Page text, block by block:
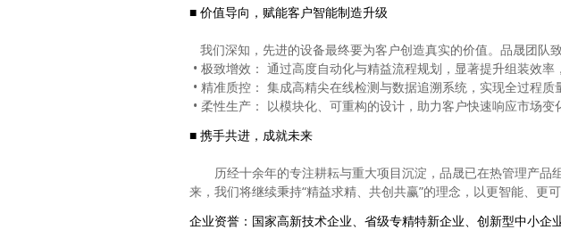
■ 价值导向，赋能客户智能制造升级
我们深知，先进的设备最终要为客户创造真实的价值。品晟团队
• 极致增效： 通过高度自动化与精益流程规划，显著提升组装效率
• 精准质控： 集成高精尖在线检测与数据追溯系统，实现全过程质
• 柔性生产： 以模块化、可重构的设计，助力客户快速响应市场
■ 携手共进，成就未来
历经十余年的专注耕耘与重大项目沉淀，品晟已在热管理产
来，我们将继续秉持“精益求精、共创共赢”的理念，以更智能、更
企业资誉：国家高新技术企业、省级专精特新企业、创新型中小企